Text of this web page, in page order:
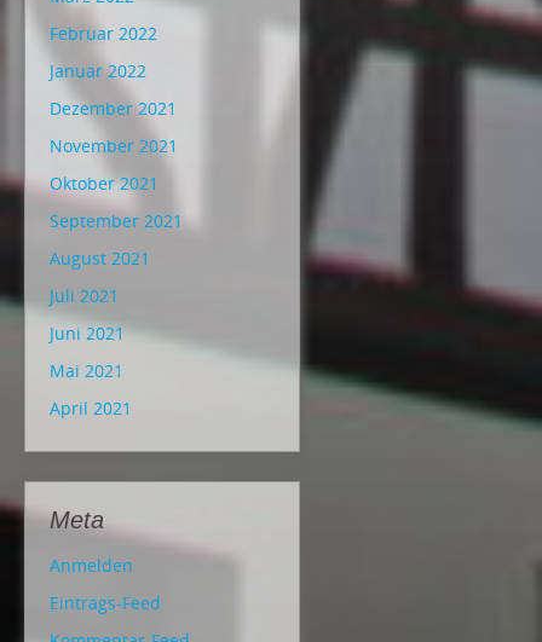
Februar 2022
Januar 2022
Dezember 2021
November 2021
Oktober 2021
September 2021
August 2021
Juli 2021
Juni 2021
Mai 2021
April 2021
Meta
Anmelden
Eintrags-Feed